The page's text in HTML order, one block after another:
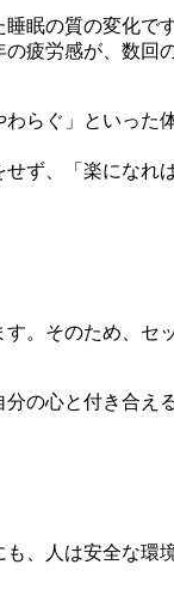
眠の質の変化です
疲労感が、数回
らぐ」といった
ず、「楽になれ
。そのため、セ
の心と付き合え
、人は安全な環